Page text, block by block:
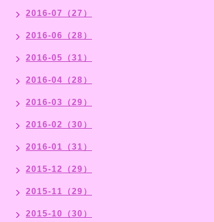
2016-07（27）
2016-06（28）
2016-05（31）
2016-04（28）
2016-03（29）
2016-02（30）
2016-01（31）
2015-12（29）
2015-11（29）
2015-10（30）